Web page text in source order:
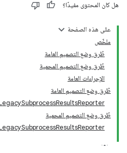
هل كان المحتوى مفيدًا؟
على هذه الصفحة
ملخّص
طُرق وضع التصميم العامة
طُرق وضع التصميم المحمية
الإجراءات العامة
طُرق وضع التصميم العامة
طُرق وضع التصميم المحمية